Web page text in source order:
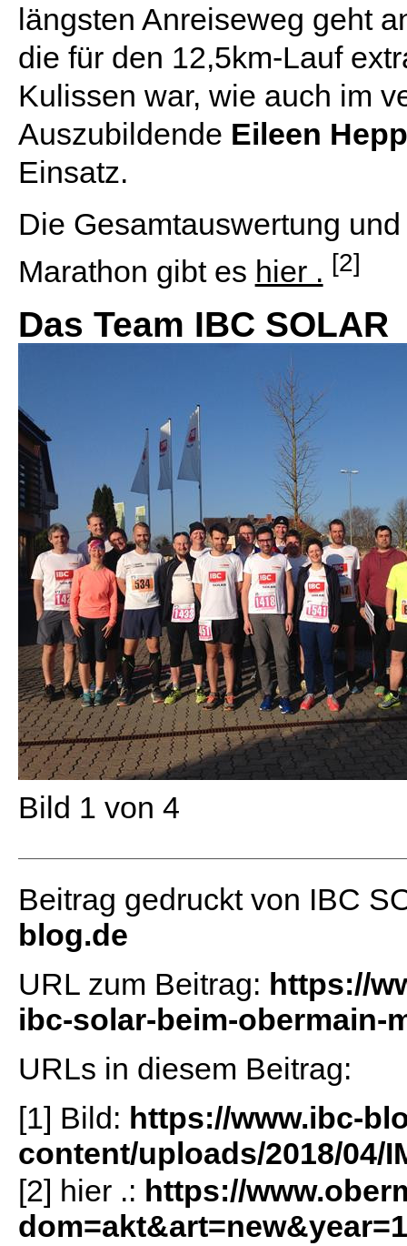
längsten Anreiseweg geht
die für den 12,5km-Lauf
Kulissen war, wie auch im
Auszubildende Eileen
Einsatz.
Die Gesamtauswertung
Marathon gibt es hier . [2]
Das Team IBC SOLAR
Bild 1 von 4
Beitrag gedruckt von IBC
blog.de
URL zum Beitrag: https://
ibc-solar-beim-obermain-
URLs in diesem Beitrag:
[1] Bild: https://www.ibc-
content/uploads/2018/04/
[2] hier .: https://